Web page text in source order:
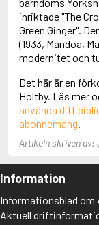
inriktade "The
Green Ginger".
(1933, Mandoa,
modernitet och
Det här är en
Holtby. Läs mer
använda ditt
abonnemang.
Artikeln skriven av:
Information
Informationsblad om
Aktuell